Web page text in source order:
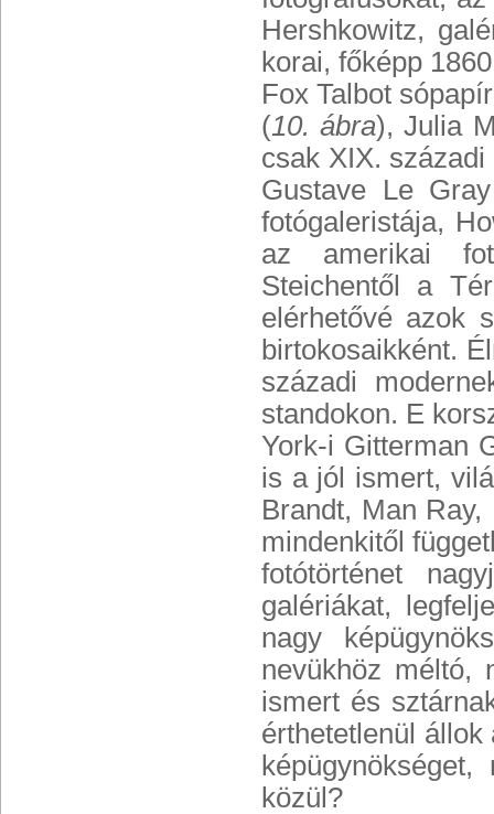
Hershkowitz,
korai, főképp
Fox Talbot
(10. ábra), Julia
csak XIX.
Gustave Le
fotógaleristája,
az amerikai
Steichentől a
elérhetővé azok
birtokosaikként.
századi
standokon. E
York-i Gitterman
is a jól ismert,
Brandt, Man
mindenkitől
fotótörténet
galériákat,
nagy
nevükhöz méltó,
ismert és
érthetetlenül
közül?